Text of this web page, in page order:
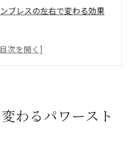
ブレスの左右で変わる効果
味を知るパワーストーン活
ーストーンの付け方を解説
ブレス左右の役割とエネル
わるパワースト